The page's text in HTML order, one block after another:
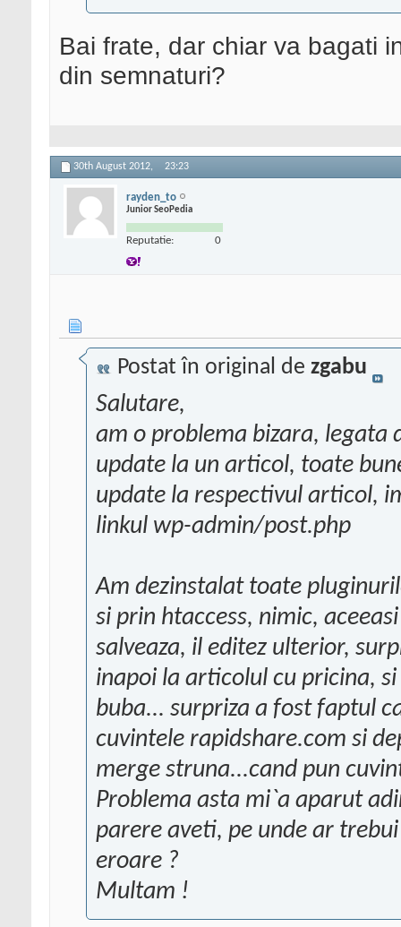
Bai frate, dar chiar va bagati
din semnaturi?
30th August 2012, 23:23
rayden_to
Junior SeoPedia
Reputatie: 0
Postat în original de zgabu
Salutare,
am o problema bizara, legata
update la un articol, toate
update la respectivul articol,
linkul wp-admin/post.php
Am dezinstalat toate
si prin htaccess, nimic,
salveaza, il editez ulterior,
inapoi la articolul cu pricina,
buba... surpriza a fost faptul
cuvintele rapidshare.com si
merge struna...cand pun
Problema asta mi`a aparut
parere aveti, pe unde ar
eroare ?
Multam !